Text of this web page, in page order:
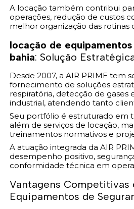
A locação também contribui
operações, redução de custos
melhor organização das rotinas
locação de
bahia: Solução
Desde 2007, a AIR PRIME tem
fornecimento de soluções
respiratória, detecção de gases
industrial, atendendo tanto
Seu portfólio é estruturado em
além de serviços de locação,
treinamentos normativos e
A atuação integrada da AIR
desempenho positivo,
conformidade técnica em
Vantagens Competitivas
Equipamentos de